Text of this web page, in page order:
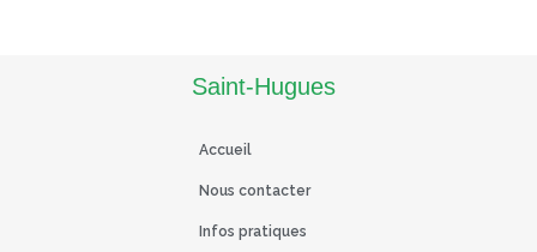
Saint-Hugues
Accueil
Nous contacter
Infos pratiques